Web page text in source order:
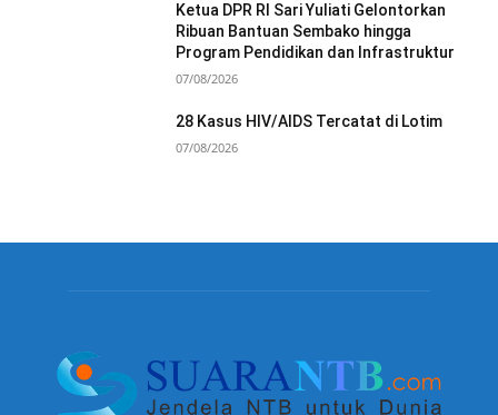
Ketua DPR RI Sari Yuliati Gelontorkan
Ribuan Bantuan Sembako hingga
Program Pendidikan dan Infrastruktur
07/08/2026
28 Kasus HIV/AIDS Tercatat di Lotim
07/08/2026